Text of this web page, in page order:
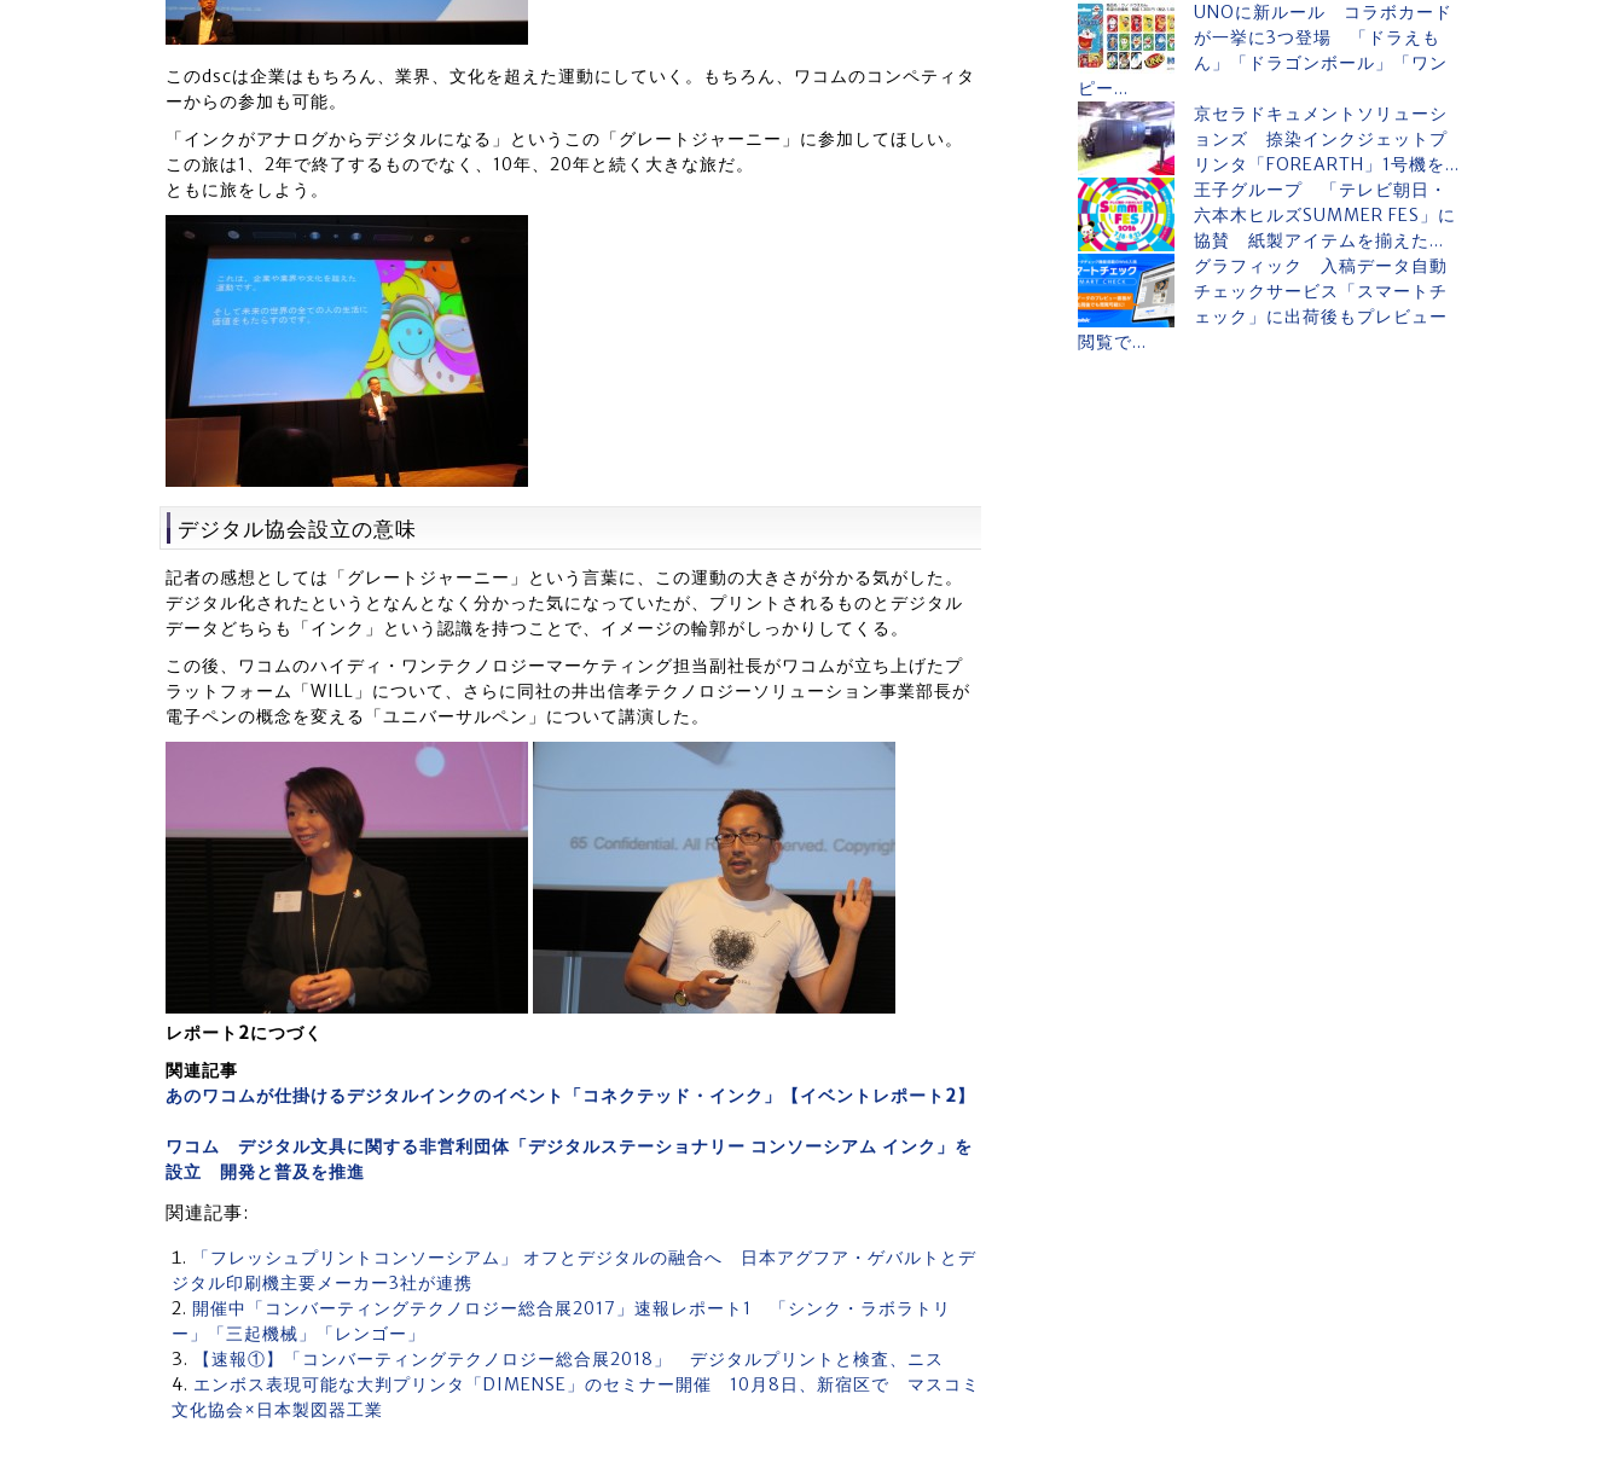
このdscは企業はもちろん、業界、文化を超えた運動にしていく。もちろん、ワコムのコンペティタ
ーからの参加も可能。
「インクがアナログからデジタルになる」というこの「グレートジャーニー」に参加してほしい。
この旅は1、2年で終了するものでなく、10年、20年と続く大きな旅だ。
ともに旅をしよう。
デジタル協会設立の意味
記者の感想としては「グレートジャーニー」という言葉に、この運動の大きさが分かる気がした。
デジタル化されたというとなんとなく分かった気になっていたが、プリントされるものとデジタル
データどちらも「インク」という認識を持つことで、イメージの輪郭がしっかりしてくる。
この後、ワコムのハイディ・ワンテクノロジーマーケティング担当副社長がワコムが立ち上げたプ
ラットフォーム「WILL」について、さらに同社の井出信孝テクノロジーソリューション事業部長が
電子ペンの概念を変える「ユニバーサルペン」について講演した。
レポート2につづく
関連記事
あのワコムが仕掛けるデジタルインクのイベント「コネクテッド・インク」【イベントレポート2】
ワコム デジタル文具に関する非営利団体「デジタルステーショナリー コンソーシアム インク」を
設立 開発と普及を推進
関連記事:
「フレッシュプリントコンソーシアム」 オフとデジタルの融合へ 日本アグフア・ゲバルトとデ
ジタル印刷機主要メーカー3社が連携
開催中「コンバーティングテクノロジー総合展2017」速報レポート1 「シンク・ラボラトリ
ー」「三起機械」「レンゴー」
【速報①】「コンバーティングテクノロジー総合展2018」 デジタルプリントと検査、ニス
エンボス表現可能な大判プリンタ「DIMENSE」のセミナー開催 10月8日、新宿区で マスコミ
文化協会×日本製図器工業
UNOに新ルール コラボカード
が一挙に3つ登場 「ドラえも
ん」「ドラゴンボール」「ワン
ピー...
京セラドキュメントソリューシ
ョンズ 捺染インクジェットプ
リンタ「FOREARTH」1号機を...
王子グループ 「テレビ朝日・
六本木ヒルズSUMMER FES」に
協賛 紙製アイテムを揃えた...
グラフィック 入稿データ自動
チェックサービス「スマートチ
ェック」に出荷後もプレビュー
閲覧で...